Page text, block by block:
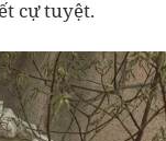
cự tuyệt.